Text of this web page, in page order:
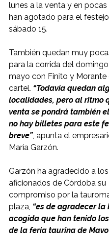
lunes a la venta y en pocas
han agotado para el
sábado 15.
También quedan muy
para la corrida del
mayo con Finito y Morante
cartel. “Todavía quedan
localidades, pero al ritmo
venta se pondrá también
no hay billetes para este
breve”, apunta el
María Garzón.
Garzón ha agradecido a los
aficionados de Córdoba su
compromiso por la
plaza, “es de agradecer la
acogida que han tenido
de la feria taurina de